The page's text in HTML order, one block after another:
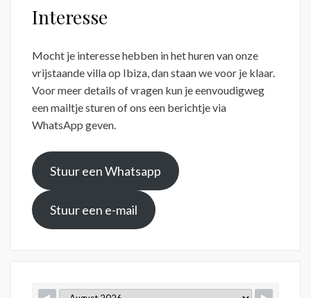
Interesse
Mocht je interesse hebben in het huren van onze
vrijstaande villa op Ibiza, dan staan we voor je klaar.
Voor meer details of vragen kun je eenvoudigweg
een mailtje sturen of ons een berichtje via
WhatsApp geven.
Stuur een Whatsapp
Stuur een e-mail